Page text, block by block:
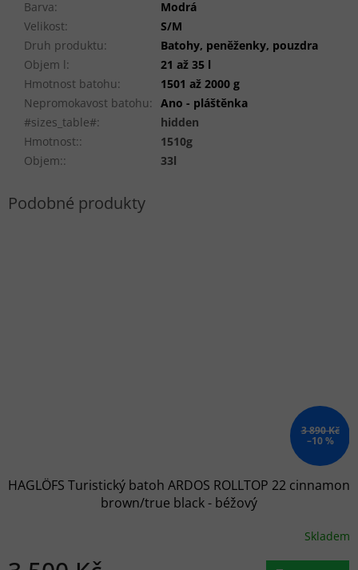
Barva:
Modrá
Velikost:
S/M
Druh produktu:
Batohy, peněženky, pouzdra
Objem l:
21 až 35 l
Hmotnost batohu:
1501 až 2000 g
Nepromokavost batohu: Ano - pláštěnka
#sizes_table#:
hidden
Hmotnost::
1510g
Objem:: 33l
3 890 Kč
–10 %
HAGLÖFS Turistický batoh ARDOS ROLLTOP 22 cinnamon
brown/true black - béžový
Skladem